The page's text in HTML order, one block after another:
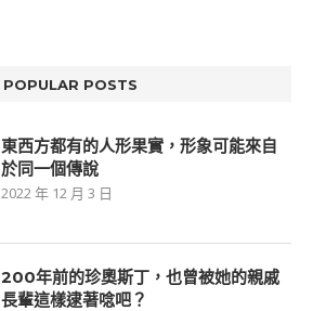
POPULAR POSTS
東西方都有的人形果實，形象可能來自
於同一個傳說
2022 年 12 月 3 日
200年前的珍奧斯丁，也曾被她的親戚
長輩這樣逮著唸吧？